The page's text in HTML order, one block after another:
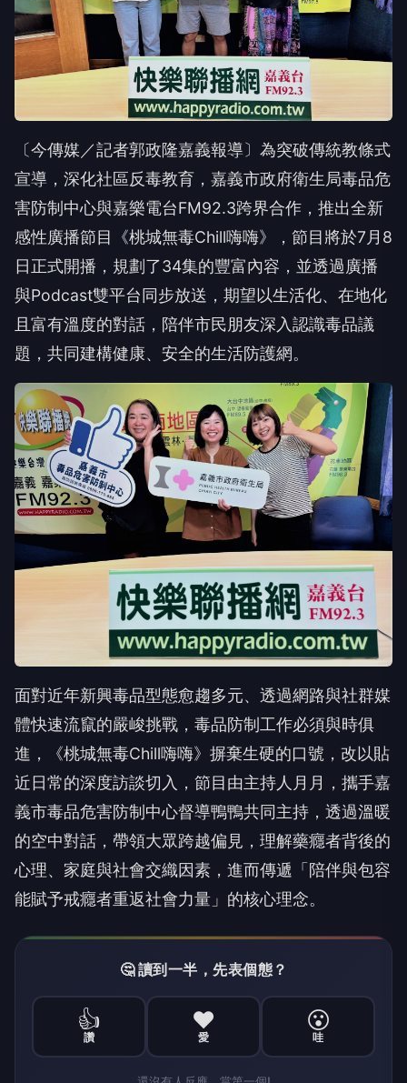
〔今傳媒／記者郭政隆嘉義報導〕為突破傳統教條式
宣導，深化社區反毒教育，嘉義市政府衛生局毒品危
害防制中心與嘉樂電台FM92.3跨界合作，推出全新
感性廣播節目《桃城無毒Chill嗨嗨》，節目將於7月8
日正式開播，規劃了34集的豐富內容，並透過廣播
與Podcast雙平台同步放送，期望以生活化、在地化
且富有溫度的對話，陪伴市民朋友深入認識毒品議
題，共同建構健康、安全的生活防護網。
面對近年新興毒品型態愈趨多元、透過網路與社群媒
體快速流竄的嚴峻挑戰，毒品防制工作必須與時俱
進，《桃城無毒Chill嗨嗨》摒棄生硬的口號，改以貼
近日常的深度訪談切入，節目由主持人月月，攜手嘉
義市毒品危害防制中心督導鴨鴨共同主持，透過溫暖
的空中對話，帶領大眾跨越偏見，理解藥癮者背後的
心理、家庭與社會交織因素，進而傳遞「陪伴與包容
能賦予戒癮者重返社會力量」的核心理念。
🤔 讀到一半，先表個態？
👍
讚
❤️
愛
😮
哇